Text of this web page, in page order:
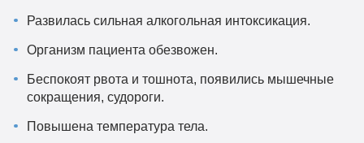
Развилась сильная алкогольная интоксикация.
Организм пациента обезвожен.
Беспокоят рвота и тошнота, появились мышечные
сокращения, судороги.
Повышена температура тела.